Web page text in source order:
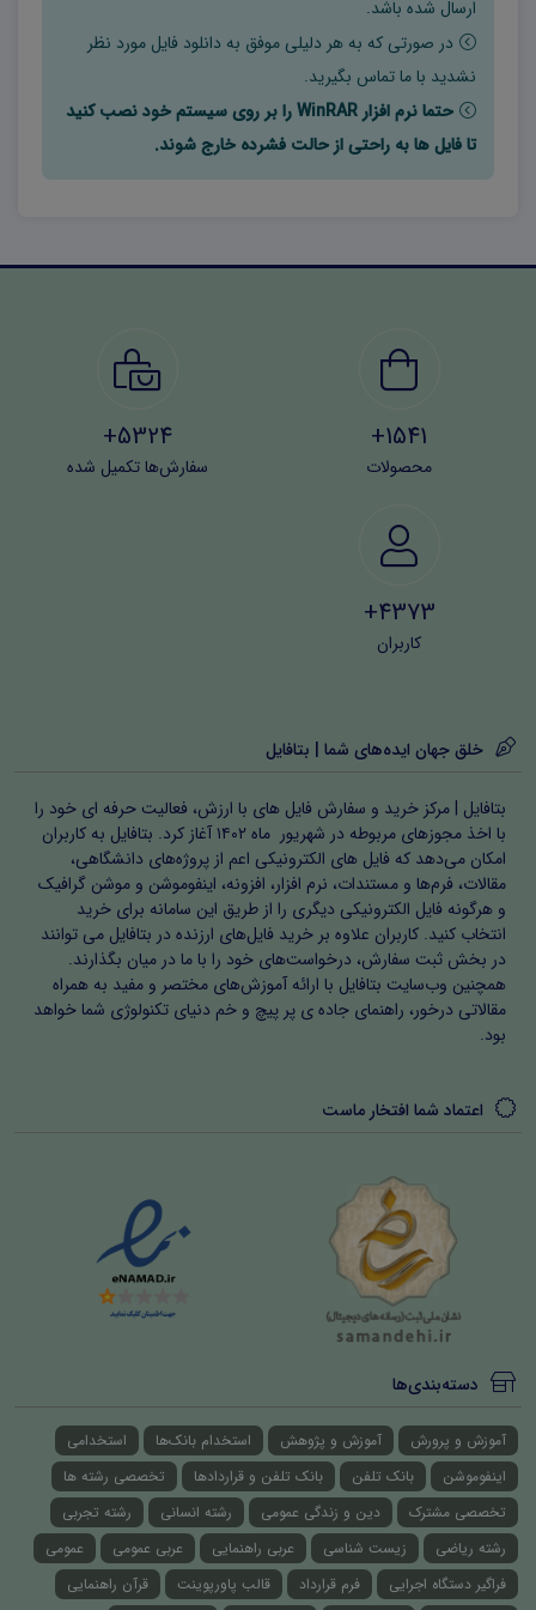
به‌راحتی ویرایش، خلاصه‌نویسی، نشانه‌گذاری یا شخصی‌سازی
کنند. استفاده از نسخه وُرد باعث صرفه‌جویی در زمان، سهولت
در تهیه جزوه و بهبود فرآیند تدریس و یادگیری می‌شود.
همچنین این فرمت برای تولید محتوای آموزشی، آزمون‌ها و
ارسال شده باشد.
در صورتی که به هر دلیلی موفق به دانلود فایل مورد نظر
نشدید با ما تماس بگیرید.
حتما نرم افزار WinRAR را بر روی سیستم خود نصب کنید
تا فایل ها به راحتی از حالت فشرده خارج شوند.
1541+
محصولات
5324+
سفارش‌ها تکمیل شده
4373+
کاربران
خلق جهان ایده‌های شما | بتافایل
بتافایل | مرکز خرید و سفارش فایل های با ارزش، فعالیت حرفه ای خود را
با اخذ مجوزهای مربوطه در شهریور ماه ۱۴۰۲ آغاز کرد. بتافایل به کاربران
امکان می‌دهد که فایل های الکترونیکی اعم از پروژه‌های دانشگاهی،
مقالات، فرم‌ها و مستندات، نرم افزار، افزونه، اینفوموشن و موشن گرافیک
و هرگونه فایل الکترونیکی دیگری را از طریق این سامانه برای خرید
انتخاب کنید. کاربران علاوه بر خرید فایل‌های ارزنده در بتافایل می توانند
در بخش ثبت سفارش، درخواست‌های خود را با ما در میان بگذارند.
همچنین وب‌سایت بتافایل با ارائه آموزش‌های مختصر و مفید به همراه
مقالاتی درخور، راهنمای جاده ی پر پیچ و خم دنیای تکنولوژی شما خواهد
بود.
اعتماد شما افتخار ماست
دسته‌بندی‌ها
آموزش و پرورش آموزش و پژوهش استخدام بانک‌ها
استخدامی
اینفوموشن
بانک تلفن بانک تلفن و قراردادها
تخصصی رشته ها
تخصصی مشترک
دین و زندگی عمومی رشته انسانی
رشته تجربی
رشته ریاضی
زیست شناسی عربی راهنمایی عربی عمومی
عمومی
فراگیر دستگاه اجرایی
فرم قرارداد قالب پاورپوینت
قرآن راهنمایی